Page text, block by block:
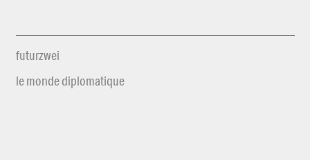
futurzwei
le monde diplomatique